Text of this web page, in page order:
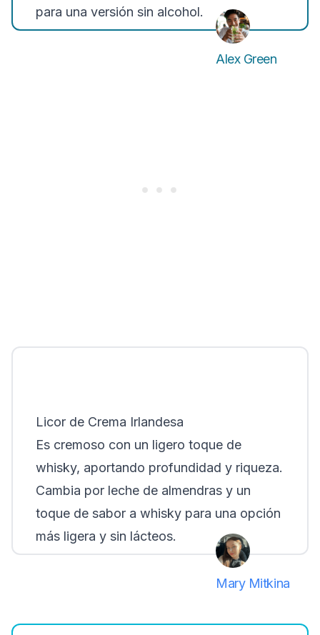
para una versión sin alcohol.
Alex Green
Licor de Crema Irlandesa
Es cremoso con un ligero toque de
whisky, aportando profundidad y riqueza.
Cambia por leche de almendras y un
toque de sabor a whisky para una opción
más ligera y sin lácteos.
Mary Mitkina